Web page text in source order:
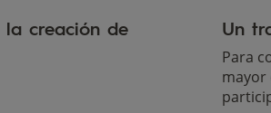
la creación de
Un
Para
mayor